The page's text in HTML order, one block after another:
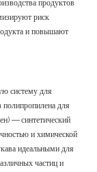
продуктов
риск
и повышают
систему для
для
— синтетический
и химической
идеальными для
частиц и